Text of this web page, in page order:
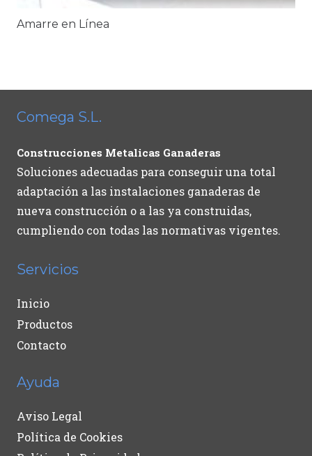
Amarre en Línea
Comega S.L.
Construcciones Metalicas Ganaderas
Soluciones adecuadas para conseguir una total
adaptación a las instalaciones ganaderas de
nueva construcción o a las ya construidas,
cumpliendo con todas las normativas vigentes.
Servicios
Inicio
Productos
Contacto
Ayuda
Aviso Legal
Política de Cookies